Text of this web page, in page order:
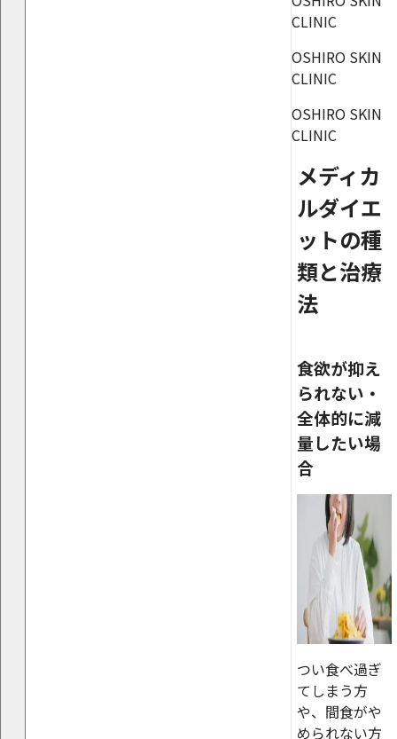
CLINIC
OSHIRO SKIN
CLINIC
OSHIRO SKIN
CLINIC
メディカ
ルダイエ
ットの種
類と治療
法
食欲が抑え
られない・
全体的に減
量したい場
合
つい食べ過ぎ
てしまう方
や、間食がや
められない方